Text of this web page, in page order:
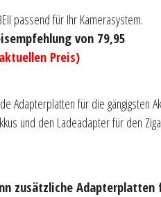
passend für Ihr Kamerasystem.
von 79,95
Preis)
Adapterplatten für die gängigsten
und den Ladeadapter für den
zusätzliche Adapterplatten